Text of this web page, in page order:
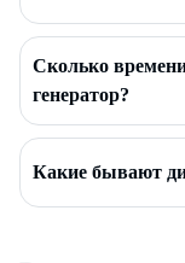
Сколько
генератор?
Какие бывают